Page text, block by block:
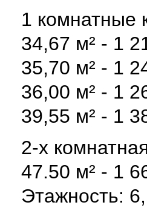
1 комнатные
34,67 м² - 1
35,70 м² - 1
36,00 м² - 1
39,55 м² - 1
2-х
47.50 м² - 1
Этажность: